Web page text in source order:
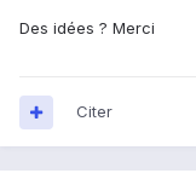
Des idées ? Merci
Citer